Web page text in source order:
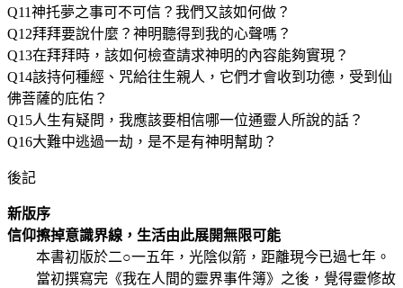
Q11神托夢之事可不可信？我們又該如何做？
Q12拜拜要說什麼？神明聽得到我的心聲嗎？
Q13在拜拜時，該如何檢查請求神明的內容能夠實現？
Q14該持何種經、咒給往生親人，它們才會收到功德，受到仙
佛菩薩的庇佑？
Q15人生有疑問，我應該要相信哪一位通靈人所說的話？
Q16大難中逃過一劫，是不是有神明幫助？
後記
新版序
信仰擦掉意識界線，生活由此展開無限可能
本書初版於二○一五年，光陰似箭，距離現今已過七年。
當初撰寫完《我在人間的靈界事件簿》之後，覺得靈修故